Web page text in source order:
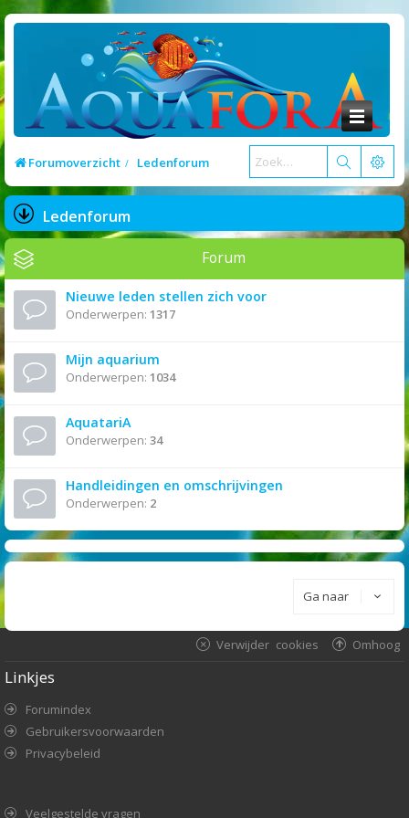
Forumoverzicht Ledenforum
Ledenforum
Forum
Nieuwe leden stellen zich voor
Onderwerpen: 1317
Mijn aquarium
Onderwerpen: 1034
AquatariA
Onderwerpen: 34
Handleidingen en omschrijvingen
Onderwerpen: 2
Ga naar
Omhoog
Verwijder cookies
Linkjes
Forumindex
Gebruikersvoorwaarden
Privacybeleid
Veelgestelde vragen